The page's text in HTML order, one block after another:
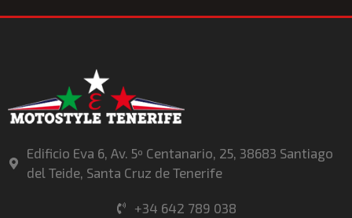
Edificio Eva 6, Av. 5º Centanario, 25, 38683 Santiago
del Teide, Santa Cruz de Tenerife
+34 642 789 038